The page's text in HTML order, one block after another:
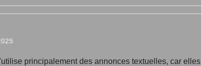
principalement des annonces textuelles, car